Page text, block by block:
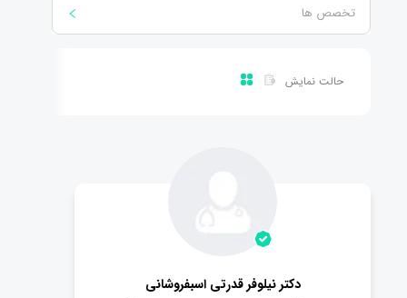
تخصص ها
حالت نمایش
دکتر نیلوفر قدرتی اسبفروشانی